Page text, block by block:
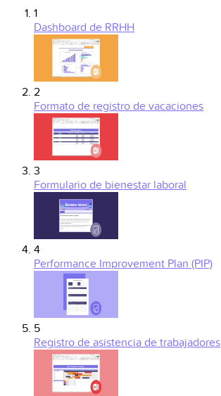
1
Dashboard de RRHH
2
Formato de registro de vacaciones
3
Formulario de bienestar laboral
4
Performance Improvement Plan (PIP)
5
Registro de asistencia de trabajadores